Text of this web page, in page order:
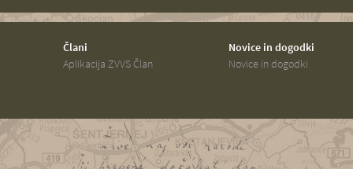
Člani
Aplikacija ZVVS Član
Novice in dogodki
Novice in dogodki